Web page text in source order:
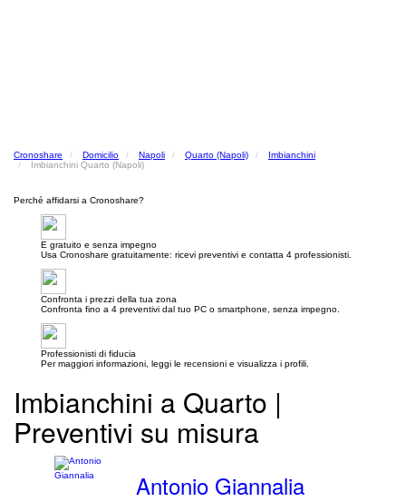
Cronoshare Domicilio Napoli Quarto (Napoli)
Imbianchini
Imbianchini Quarto (Napoli)
Perché affidarsi a Cronoshare?
E gratuito e senza impegno
Usa Cronoshare gratuitamente: ricevi preventivi e contatta 4 professionisti.
Confronta i prezzi della tua zona
Confronta fino a 4 preventivi dal tuo PC o smartphone, senza impegno.
Professionisti di fiducia
Per maggiori informazioni, leggi le recensioni e visualizza i profili.
Imbianchini a Quarto |
Preventivi su misura
Antonio Giannalia